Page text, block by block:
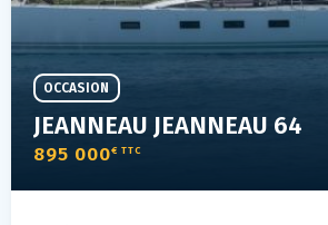
JEANNEAU JEANNEAU 64
895 000€ TTC
OCCASION